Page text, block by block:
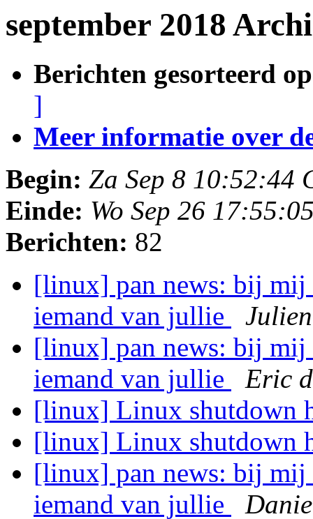
september 2018
Berichten gesorteerd
]
Meer informatie over
Begin: Za Sep 8 10:52:44
Einde: Wo Sep 26
Berichten: 82
[linux] pan news: bij
iemand van jullie
[linux] pan news: bij
iemand van jullie
Eric
[linux] Linux shutdown
[linux] Linux shutdown
[linux] pan news: bij
iemand van jullie